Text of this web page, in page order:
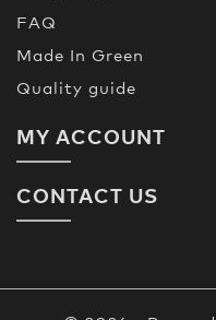
FAQ
Made In Green
Quality guide
MY ACCOUNT
CONTACT US